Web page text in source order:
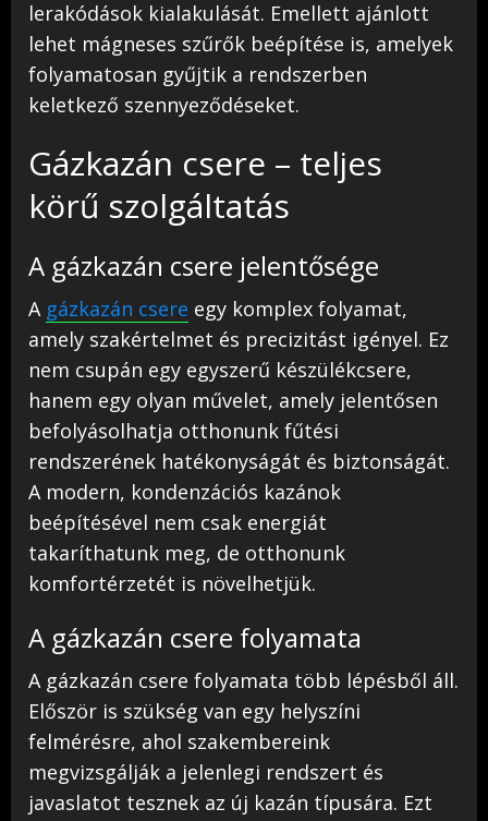
lerakódások kialakulását. Emellett ajánlott
lehet mágneses szűrők beépítése is, amelyek
folyamatosan gyűjtik a rendszerben
keletkező szennyeződéseket.
Gázkazán csere – teljes
körű szolgáltatás
A gázkazán csere jelentősége
A gázkazán csere egy komplex folyamat,
amely szakértelmet és precizitást igényel. Ez
nem csupán egy egyszerű készülékcsere,
hanem egy olyan művelet, amely jelentősen
befolyásolhatja otthonunk fűtési
rendszerének hatékonyságát és biztonságát.
A modern, kondenzációs kazánok
beépítésével nem csak energiát
takaríthatunk meg, de otthonunk
komfortérzetét is növelhetjük.
A gázkazán csere folyamata
A gázkazán csere folyamata több lépésből áll.
Először is szükség van egy helyszíni
felmérésre, ahol szakembereink
megvizsgálják a jelenlegi rendszert és
javaslatot tesznek az új kazán típusára. Ezt